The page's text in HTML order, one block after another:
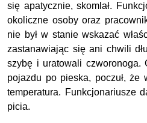
się apatycznie, skomlał.
okoliczne osoby oraz
nie był w stanie wskazać
zastanawiając się ani chwili
szybę i uratowali czworonoga.
pojazdu po pieska, poczuł, że
temperatura. Funkcjonariusze
picia.